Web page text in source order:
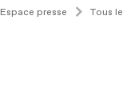
Espace presse Tous